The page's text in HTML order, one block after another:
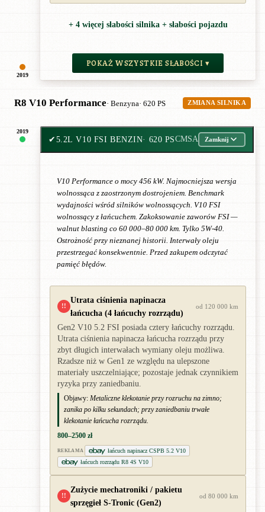
2019
+ 4 więcej słabości silnika + słabości pojazdu
POKAŻ WSZYSTKIE SŁABOŚCI ▾
R8 V10 Performance· Benzyna· 620 PS ZMIANA SILNIKA
2019
✔5.2L V10 FSI BENZIN· 620 PSCMSA Zamknij
V10 Performance o mocy 456 kW. Najmocniejsza wersja
wolnossąca z zaostrzonym dostrojeniem. Benchmark
wydajności wśród silników wolnossących. V10 FSI
wolnossący z łańcuchem. Zakoksowanie zaworów FSI —
walnut blasting co 60 000–80 000 km. Tylko 5W-40.
Ostrożność przy nieznanej historii. Interwały oleju
przestrzegać konsekwentnie. Przed zakupem odczytać
pamięć błędów.
!!
Utrata ciśnienia napinacza
łańcucha (4 łańcuchy rozrządu)
od 120 000 km
Gen2 V10 5.2 FSI posiada cztery łańcuchy rozrządu.
Utrata ciśnienia napinacza łańcucha rozrządu przy
zbyt długich interwałach wymiany oleju możliwa.
Rzadsze niż w Gen1 ze względu na ulepszone
materiały uszczelniające; pozostaje jednak czynnikiem
ryzyka przy zaniedbaniu.
Objawy: Metaliczne klekotanie przy rozruchu na zimno;
zanika po kilku sekundach; przy zaniedbaniu trwałe
klekotanie łańcucha rozrządu.
800–2500 zł
REKLAMA
łańcuch napinacz CSPB 5.2 V10
łańcuch rozrządu R8 4S V10
!!
Zużycie mechatroniki / pakietu
sprzęgieł S-Tronic (Gen2)
od 80 000 km